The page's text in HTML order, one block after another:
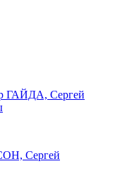
Сергей
Сергей